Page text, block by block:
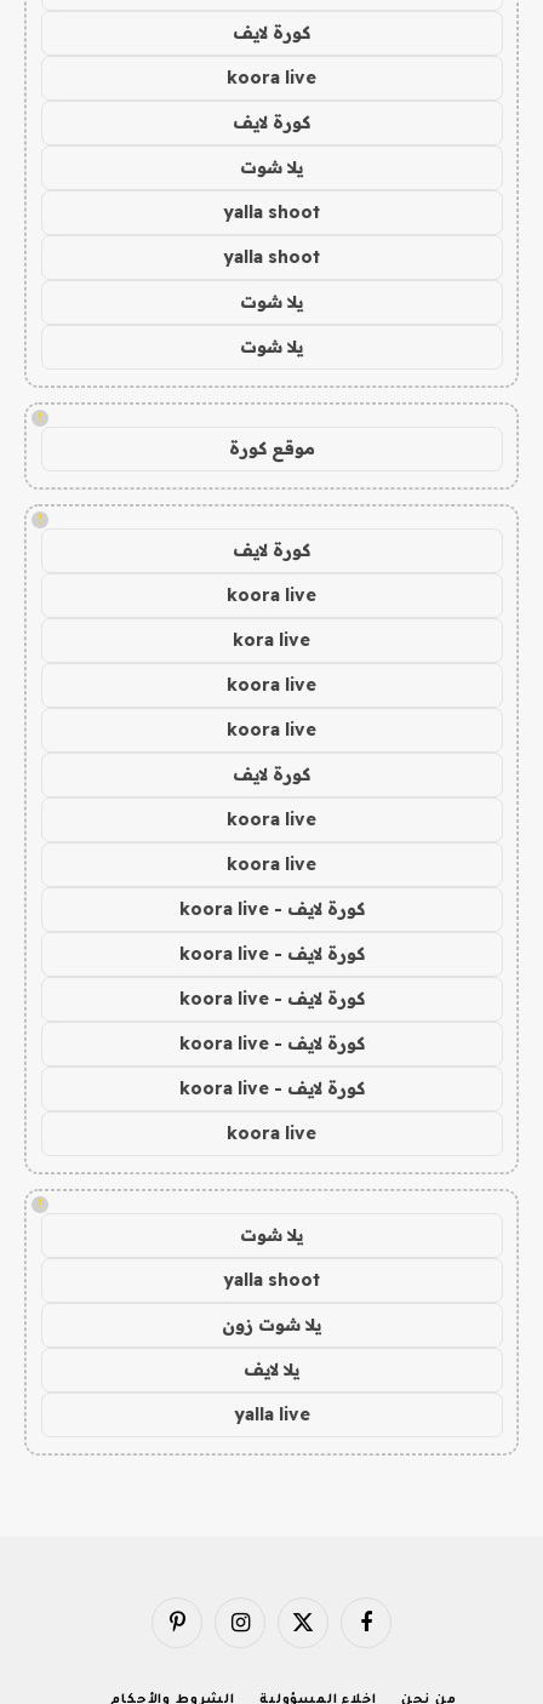
كورة لايف
koora live
كورة لايف
يلا شوت
yalla shoot
yalla shoot
يلا شوت
يلا شوت
!
موقع كورة
!
كورة لايف
koora live
kora live
koora live
koora live
كورة لايف
koora live
koora live
كورة لايف - koora live
كورة لايف - koora live
كورة لايف - koora live
كورة لايف - koora live
كورة لايف - koora live
koora live
!
يلا شوت
yalla shoot
يلا شوت زون
يلا لايف
yalla live
فيسبوك X
الانستغرامبينتيريست
من نحن إخلاء المسؤولية الشروط والأحكام